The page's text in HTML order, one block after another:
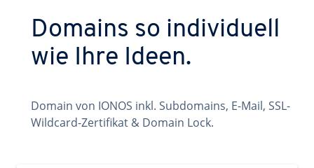
Domains so individuell
wie Ihre Ideen.
Domain von IONOS inkl. Subdomains, E-Mail, SSL-
Wildcard-Zertifikat & Domain Lock.